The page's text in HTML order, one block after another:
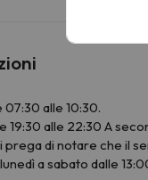
07:30 alle 10:30.
19:30 alle 22:30 A
prega di notare che il
a sabato dalle